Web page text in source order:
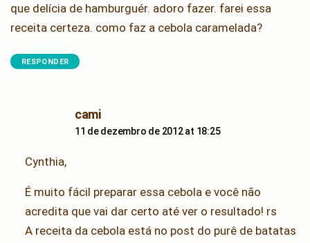
que delícia de hamburguér. adoro fazer. farei essa
receita certeza. como faz a cebola caramelada?
RESPONDER
camisays:
11 de dezembro de 2012 at 18:25
Cynthia,
É muito fácil preparar essa cebola e você não
acredita que vai dar certo até ver o resultado! rs
A receita da cebola está no post do purê de batatas